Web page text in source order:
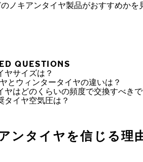
ノキアンタイヤ製品がおすすめかを
QUESTIONS
サイズは？
とウィンタータイヤの違いは？
はどのくらいの頻度で交換すべき
イヤ空気圧は？
ンタイヤを信じる理